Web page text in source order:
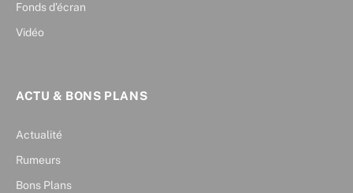
Fonds d’écran
Vidéo
ACTU & BONS PLANS
Actualité
Rumeurs
Bons Plans